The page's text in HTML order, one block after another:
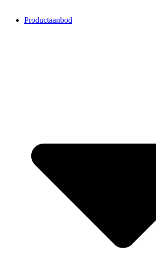
Productaanbod